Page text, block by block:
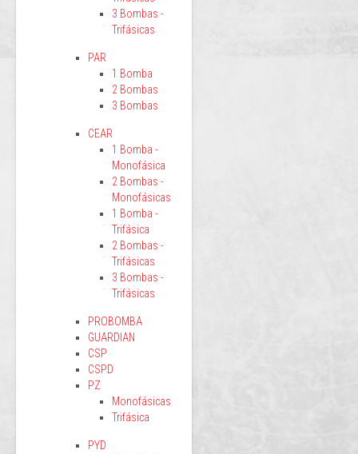
3 Bombas -
Trifásicas
PAR
1 Bomba
2 Bombas
3 Bombas
CEAR
1 Bomba -
Monofásica
2 Bombas -
Monofásicas
1 Bomba -
Trifásica
2 Bombas -
Trifásicas
3 Bombas -
Trifásicas
PROBOMBA
GUARDIAN
CSP
CSPD
PZ
Monofásicas
Trifásica
PYD